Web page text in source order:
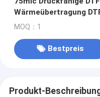
Wärmeübertragung
MOQ：1
Bestpreis
Produkt-